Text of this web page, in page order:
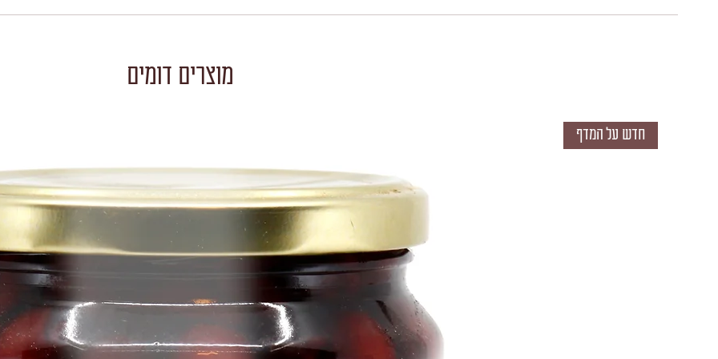
מוצרים דומים
חדש על המדף